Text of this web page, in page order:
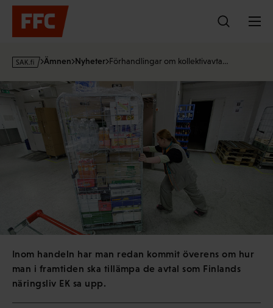
Hoppa
innehållet
s
·
Ämnen Nyheter Förhandlingar om kollektivavta…
Inom handeln har man redan kommit överens om hur
man i framtiden ska tillämpa de avtal som Finlands
näringsliv EK sa upp.